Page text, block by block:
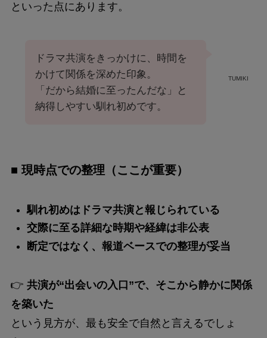
といった点にあります。
TUMIKI
ドラマ共演をきっかけに、時間を
かけて関係を深めた印象。
「だから結婚に至ったんだな」と
納得しやすい馴れ初めです。
■ 現時点での整理（ここが重要）
馴れ初めはドラマ共演と報じられている
交際に至る詳細な時期や経緯は非公表
断定ではなく、報道ベースでの整理が妥当
👉 共演が“出会いの入口”で、そこから静かに関係
を築いた
という見方が、最も安全で自然と言えるでしょ